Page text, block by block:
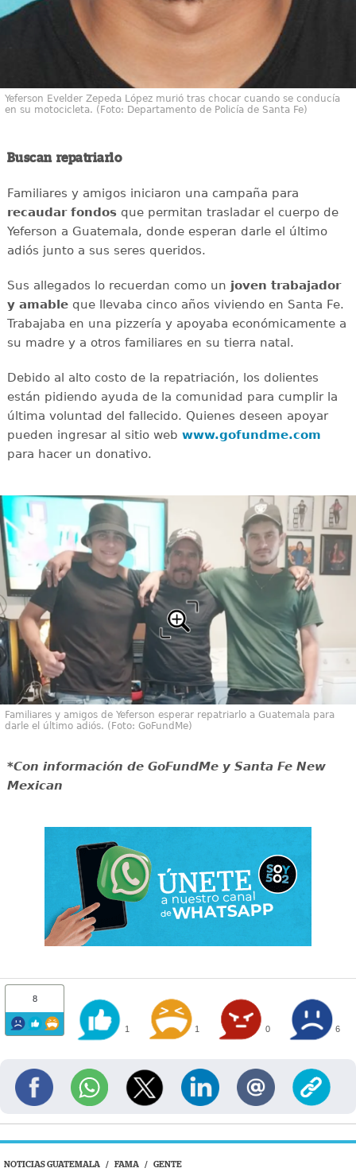
Yeferson Evelder Zepeda López murió tras chocar cuando se conducía
en su motocicleta. (Foto: Departamento de Policía de Santa Fe)
Buscan repatriarlo
Familiares y amigos iniciaron una campaña para
recaudar fondosque permitan trasladar el cuerpo de
Yeferson a Guatemala, donde esperan darle el último
adiós junto a sus seres queridos.
Sus allegados lo recuerdan como un joven trabajador
y amableque llevaba cinco años viviendo en Santa Fe.
Trabajaba en una pizzería y apoyaba económicamente a
su madre y a otros familiares en su tierra natal.
Debido al alto costo de la repatriación, los dolientes
están pidiendo ayuda de la comunidad para cumplir la
última voluntad del fallecido. Quienes deseen apoyar
pueden ingresar al sitio web www.gofundme.com
para hacer un donativo.
Familiares y amigos de Yeferson esperar repatriarlo a Guatemala para
darle el último adiós. (Foto: GoFundMe)
*Con información de GoFundMe y Santa Fe New
Mexican
8
1 1 0 6
NOTICIAS GUATEMALA / FAMA / GENTE